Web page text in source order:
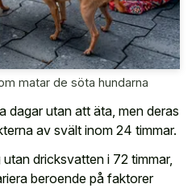
matar de söta hundarna
dagar utan att äta, men deras
av svält inom 24 timmar.
dricksvatten i 72 timmar,
beroende på faktorer